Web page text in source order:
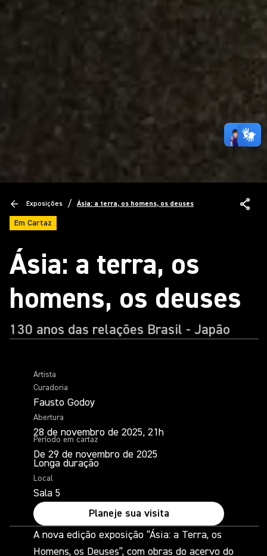
Exposições / Ásia: a terra, os homens, os deuses
Em Cartaz
Ásia: a terra, os
homens, os deuses
130 anos das relações Brasil - Japão
A nova edição exposição “Ásia: a Terra, os
Homens, os Deuses”, com obras do acervo do
Artista
Curadoria
Fausto Godoy
Abertura
28 de novembro de 2025, 21h
Período em cartaz
De 29 de novembro de 2025
Longa duração
Local
Sala 5
Planeje sua visita